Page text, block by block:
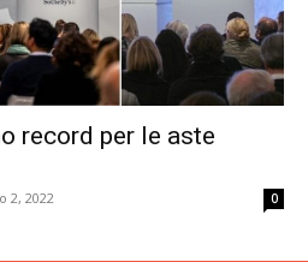
record per le aste
2, 2022 0